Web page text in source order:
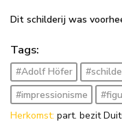
Dit schilderij was
Tags:
#Adolf Höfer
#impressionisme
Herkomst: part. bezit